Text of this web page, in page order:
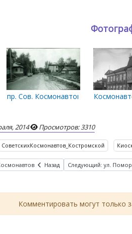
пр. Сов. Космонавтов между
2014 Просмотров: 3310
СоветскихКосмонавтов_Костромской
Назад Следующий: ул.
Комментировать могут только